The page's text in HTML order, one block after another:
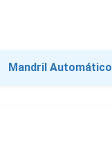
Mandril Automático